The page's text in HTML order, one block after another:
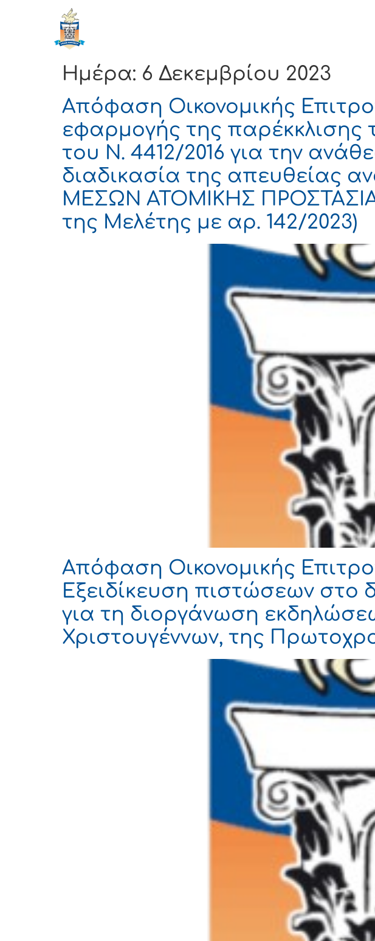
Ημέρα: 6 Δεκεμβρίου 2023
Απόφαση Οικονομικής
εφαρμογής της
του Ν. 4412/2016 για την
διαδικασία της απευθείας
ΜΕΣΩΝ ΑΤΟΜΙΚΗΣ
της Μελέτης με αρ. 142/2023)
Απόφαση Οικονομικής
Εξειδίκευση πιστώσεων στο
για τη διοργάνωση
Χριστουγέννων, της